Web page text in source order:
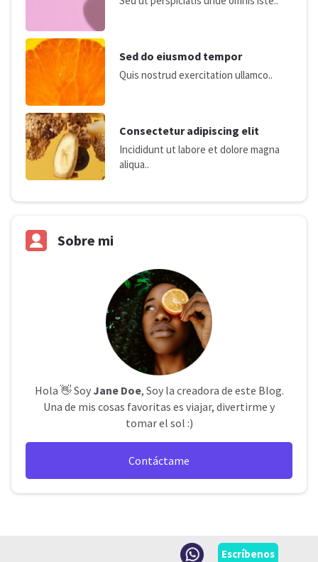
Sed do eiusmod tempor
Quis nostrud exercitation ullamco..
Consectetur adipiscing elit
Incididunt ut labore et dolore magna
aliqua..
Sobre mi
Hola 👋 Soy Jane Doe, Soy la creadora de este Blog.
Una de mis cosas favoritas es viajar, divertirme y
tomar el sol :)
Contáctame
Escríbenos